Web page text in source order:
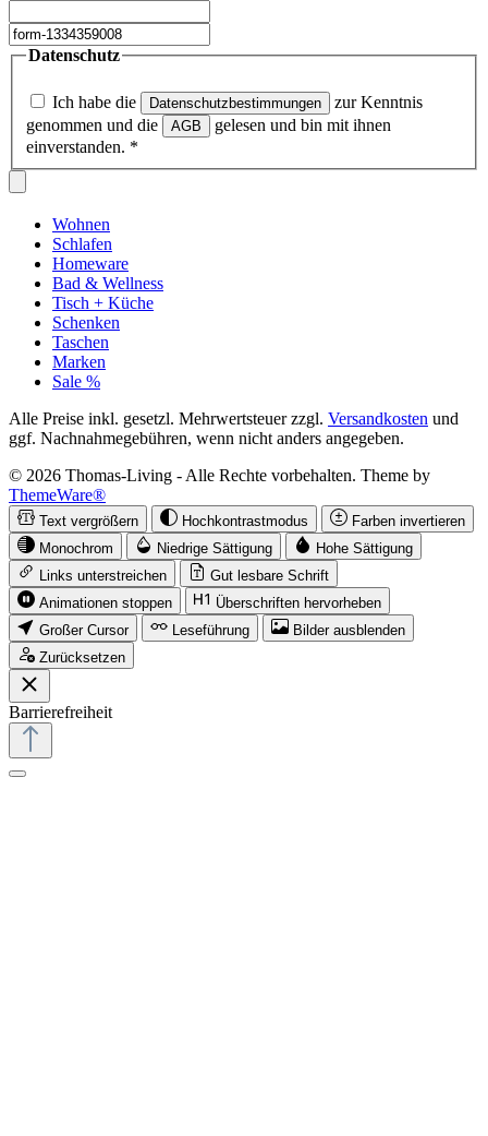
Datenschutz
Ich habe die Datenschutzbestimmungen
zur Kenntnis
genommen und die
AGB
gelesen und bin mit ihnen
einverstanden. *
Wohnen
Schlafen
Homeware
Bad & Wellness
Tisch + Küche
Schenken
Taschen
Marken
Sale %
Alle Preise inkl. gesetzl. Mehrwertsteuer zzgl. Versandkosten und
ggf. Nachnahmegebühren, wenn nicht anders angegeben.
© 2026 Thomas-Living - Alle Rechte vorbehalten. Theme by
ThemeWare®
Text vergrößern Hochkontrastmodus
Farben invertieren
Monochrom
Niedrige Sättigung
Hohe Sättigung
Links unterstreichen
Gut lesbare Schrift
Animationen stoppen
Überschriften hervorheben
Großer Cursor
Leseführung
Bilder ausblenden
Zurücksetzen
Barrierefreiheit